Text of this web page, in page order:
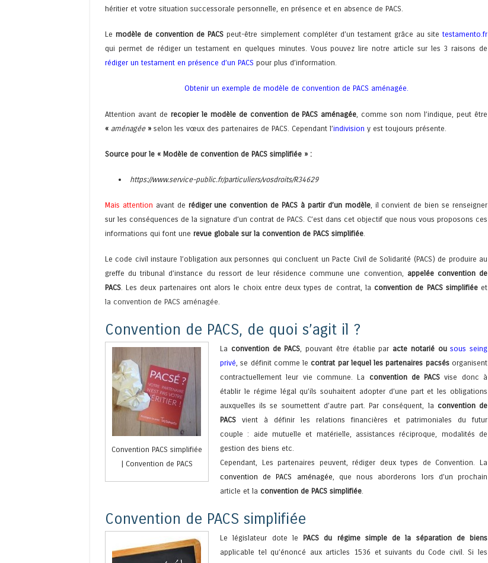
héritier et votre situation successorale personnelle, en présence et en absence de PACS.
Lemodèle de convention de PACS peut-être simplement compléter d’un testament grâce au sitetestamento.fr
qui permet de rédiger un testament en quelques minutes. Vous pouvez lire notre article sur les 3 raisons de
rédiger un testament en présence d’un PACS pour plus d’information.
Obtenir un exemple de modèle de convention de PACS aménagée.
Attention avant de recopier le modèle de convention de PACS aménagée , comme son nom l’indique, peut être
« aménagée » selon les vœux des partenaires de PACS. Cependant l’indivision y est toujours présente.
Source pour le « Modèle de convention de PACS simplifiée » :
https://www.service-public.fr/particuliers/vosdroits/R34629
Mais attention avant de rédiger une convention de PACS à partir d’un modèle, il convient de bien se renseigner
sur les conséquences de la signature d’un contrat de PACS. C’est dans cet objectif que nous vous proposons ces
informations qui font une revue globale sur la convention de PACS simplifiée.
Le code civil instaure l’obligation aux personnes qui concluent un Pacte Civil de Solidarité (PACS) de produire au
greffe du tribunal d’instance du ressort de leur résidence commune une convention, appelée convention de
PACS. Les deux partenaires ont alors le choix entre deux types de contrat, la convention de PACS simplifiée et
la convention de PACS aménagée.
Convention de PACS, de quoi s’agit il ?
Convention PACS simplifiée
| Convention de PACS
La convention de PACS, pouvant être établie par acte notarié ousous seing
privé, se définit comme le contrat par lequel les partenaires pacsésorganisent
contractuellement leur vie commune. La convention de PACS vise donc à
établir le régime légal qu’ils souhaitent adopter d’une part et les obligations
auxquelles ils se soumettent d’autre part. Par conséquent, la convention de
PACS vient à définir les relations financières et patrimoniales du futur
couple : aide mutuelle et matérielle, assistances réciproque, modalités de
gestion des biens etc.
Cependant, Les partenaires peuvent, rédiger deux types de Convention. La
convention de PACS aménagée, que nous aborderons lors d’un prochain
article et la convention de PACS simplifiée.
Convention de PACS simplifiée
Le législateur dote lePACS du régime simple de la séparation de biens
applicable tel qu’énoncé aux articles 1536 et suivants du Code civil. Si les